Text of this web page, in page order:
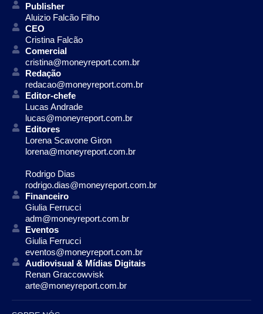
Publisher
Aluizio Falcão Filho
CEO
Cristina Falcão
Comercial
cristina@moneyreport.com.br
Redação
redacao@moneyreport.com.br
Editor-chefe
Lucas Andrade
lucas@moneyreport.com.br
Editores
Lorena Scavone Giron
lorena@moneyreport.com.br
Rodrigo Dias
rodrigo.dias@moneyreport.com.br
Financeiro
Giulia Ferrucci
adm@moneyreport.com.br
Eventos
Giulia Ferrucci
eventos@moneyreport.com.br
Audiovisual & Mídias Digitais
Renan Graccowvisk
arte@moneyreport.com.br